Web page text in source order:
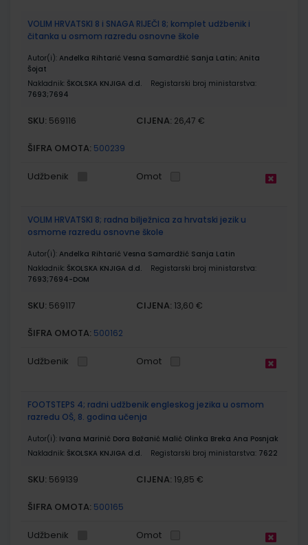
proizvodi
VOLIM HRVATSKI 8 i SNAGA RIJEČI 8; komplet udžbenik i
čitanka u osmom razredu osnovne škole
Autor(i): Anđelka Rihtarić Vesna Samardžić Sanja Latin; Anita
Šojat
Nakladnik: ŠKOLSKA KNJIGA d.d.
Registarski broj ministarstva:
7693;7694
SKU: 569116 CIJENA: 26,47 €
ŠIFRA OMOTA: 500239
Udžbenik Omot
VOLIM HRVATSKI 8; radna bilježnica za hrvatski jezik u
osmome razredu osnovne škole
Autor(i): Anđelka Rihtarić Vesna Samardžić Sanja Latin
Nakladnik: ŠKOLSKA KNJIGA d.d.
Registarski broj ministarstva:
7693;7694-DOM
SKU: 569117 CIJENA: 13,60 €
ŠIFRA OMOTA: 500162
Udžbenik Omot
FOOTSTEPS 4; radni udžbenik engleskog jezika u osmom
razredu OŠ, 8. godina učenja
Autor(i): Ivana Marinić Dora Božanić Malić Olinka Breka Ana Posnjak
Nakladnik: ŠKOLSKA KNJIGA d.d. Registarski broj ministarstva: 7622
SKU: 569139 CIJENA: 19,85 €
ŠIFRA OMOTA: 500165
Udžbenik Omot